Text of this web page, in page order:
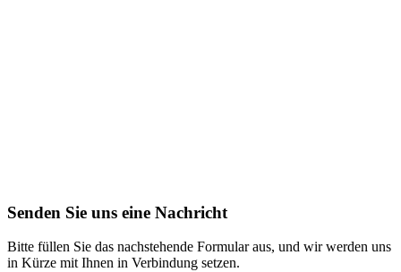
Senden Sie uns eine Nachricht
Bitte füllen Sie das nachstehende Formular aus, und wir werden uns
in Kürze mit Ihnen in Verbindung setzen.